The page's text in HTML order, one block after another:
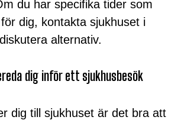
du har specifika tider som
dig, kontakta sjukhuset i
alternativ.
dig inför ett sjukhusbesök
dig till sjukhuset är det bra att